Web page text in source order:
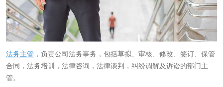
法务主管 ，负责公司法务事务，包括草拟、审核、修改、签订、保管
合同，法务培训，法律咨询，法律谈判，纠纷调解及诉讼的部门主
管。